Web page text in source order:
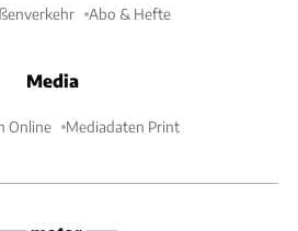
Abo & Hefte
Media
Online Mediadaten Print